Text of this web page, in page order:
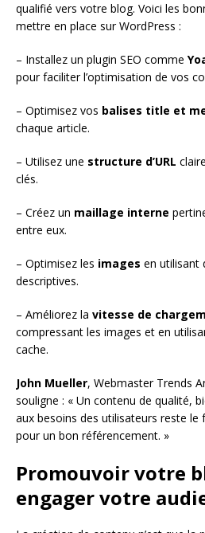
qualifié vers votre blog. Voici les
mettre en place sur WordPress :
– Installez un plugin SEO comme
pour faciliter l’optimisation de vos
– Optimisez vos balises title et
chaque article.
– Utilisez une structure d’URL
clés.
– Créez un maillage interne
entre eux.
– Optimisez les images en utilisant
descriptives.
– Améliorez la vitesse de
compressant les images et en
cache.
John Mueller, Webmaster Trends
souligne : « Un contenu de qualité,
aux besoins des utilisateurs reste
pour un bon référencement. »
Promouvoir votre
engager votre